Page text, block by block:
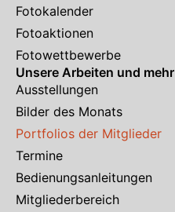
Fotokalender
Fotoaktionen
Fotowettbewerbe
Unsere Arbeiten und mehr
Ausstellungen
Bilder des Monats
Portfolios der Mitglieder
Termine
Bedienungsanleitungen
Mitgliederbereich